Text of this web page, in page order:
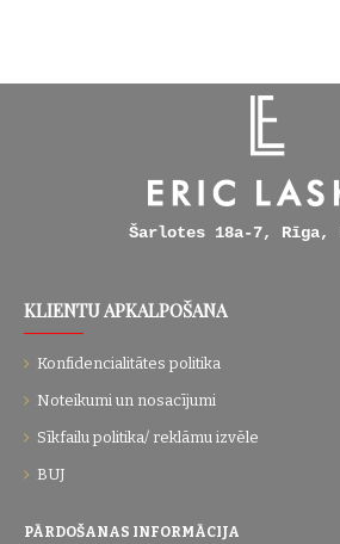
Šarlotes 18a-7,
KLIENTU APKALPOŠANA
Konfidencialitātes politika
Noteikumi un nosacījumi
Sīkfailu politika/ reklāmu izvēle
BUJ
PĀRDOŠANAS INFORMĀCIJA